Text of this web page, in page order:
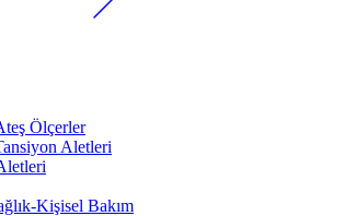
Ölçerler
Aletleri
Kişisel Bakım